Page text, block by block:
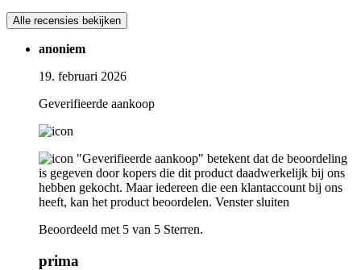
Alle recensies bekijken
anoniem
19. februari 2026
Geverifieerde aankoop
"Geverifieerde aankoop" betekent dat de beoordeling
is gegeven door kopers die dit product daadwerkelijk bij ons
hebben gekocht. Maar iedereen die een klantaccount bij ons
heeft, kan het product beoordelen. Venster sluiten
Beoordeeld met 5 van 5 Sterren.
prima